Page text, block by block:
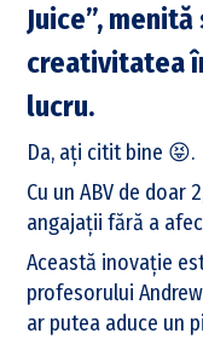
Juice”,
creativitatea
lucru.
Da, ați citit bine 😝.
Cu un ABV de doar
angajații fără a
Această inovație
profesorului
ar putea aduce un